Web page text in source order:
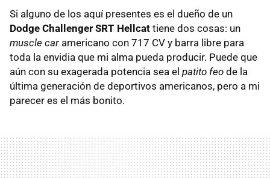
Si alguno de los aquí presentes es el dueño de un
Dodge Challenger SRT Hellcat tiene dos cosas: un
muscle car americano con 717 CV y barra libre para
toda la envidia que mi alma pueda producir. Puede que
aún con su exagerada potencia sea el patito feo de la
última generación de deportivos americanos, pero a mi
parecer es el más bonito.